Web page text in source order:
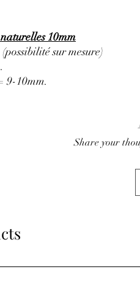
10mm
sur mesure)
9-10mm.
Share your